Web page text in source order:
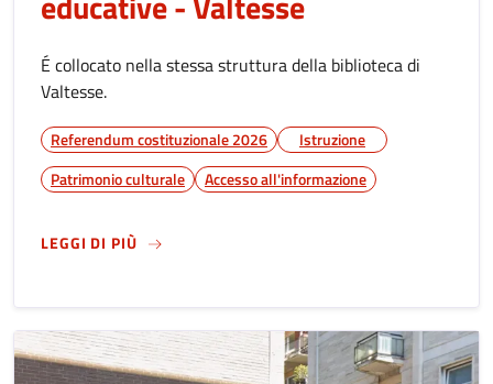
É collocato nella stessa struttura della biblioteca di
Valtesse.
Referendum costituzionale 2026
Istruzione
Patrimonio culturale
Accesso all'informazione
LEGGI DI PIÙSUAUDITORIUM CENTRO RISORSE EDUCATIVE